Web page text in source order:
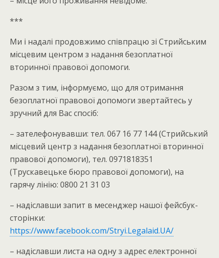
***
Ми і надалі продовжимо співпрацю зі Стрийським
місцевим центром з надання безоплатної
вторинної правової допомоги.
Разом з тим, інформуємо, що для отримання
безоплатної правової допомоги звертайтесь у
зручний для Вас спосіб:
– зателефонувавши: тел. 067 16 77 144 (Стрийський
місцевий центр з надання безоплатної вторинної
правової допомоги), тел. 0971818351
(Трускавецьке бюро правової допомоги), на
гарячу лінію: 0800 21 31 03
– надіславши запит в месенджер нашої фейсбук-
сторінки:
https://www.facebook.com/Stryi.Legalaid.UA/
– надіславши листа на одну з адрес електронної